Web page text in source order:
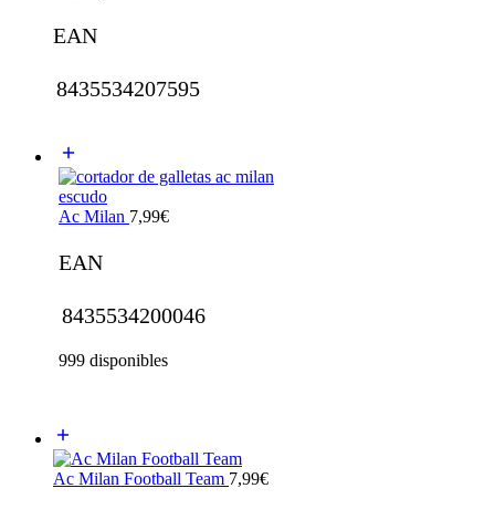
EAN
8435534207595
Ac Milan 7,99€
EAN
8435534200046
999 disponibles
Ac Milan Football Team 7,99€